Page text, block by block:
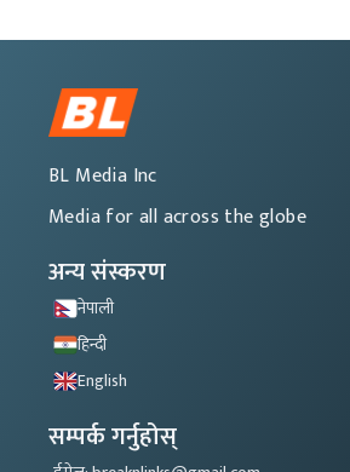
BL Media Inc
Media for all across the globe
अन्य संस्करण
नेपाली
हिन्दी
English
सम्पर्क गर्नुहोस्